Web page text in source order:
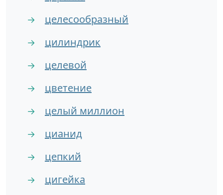
→ целесообразный
→ цилиндрик
→ целевой
→ цветение
→ целый миллион
→ цианид
→ цепкий
→ цигейка